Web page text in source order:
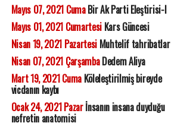
Mayıs 07, 2021 CumaBir Ak Parti Eleştirisi-I
Mayıs 01, 2021 CumartesiKars Güncesi
Nisan 19, 2021 PazartesiMuhtelif tahribatlar
Nisan 07, 2021 ÇarşambaDedem Aliya
Mart 19, 2021 CumaKöleleştirilmiş bireyde
vicdanın kaybı
Ocak 24, 2021 Pazarİnsanın insana duyduğu
nefretin anatomisi